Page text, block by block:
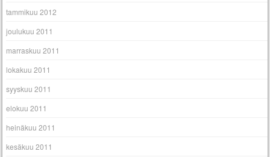
tammikuu 2012
joulukuu 2011
marraskuu 2011
lokakuu 2011
syyskuu 2011
elokuu 2011
heinäkuu 2011
kesäkuu 2011